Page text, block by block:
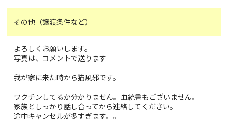
その他（譲渡条件など）
よろしくお願いします。
写真は、コメントで送ります
我が家に来た時から猫風邪です。
ワクチンしてるか分かりません。血統書もございません。
家族としっかり話し合ってから連絡してください。
途中キャンセルが多すぎます。。